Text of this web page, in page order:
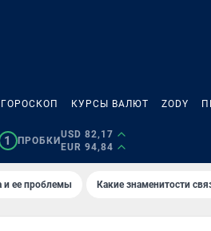
ГОРОСКОП КУРСЫ ВАЛЮТ ZODY
1 ПРОБКИ
USD 82,17
EUR 94,84
и ее проблемы Какие знаменитости